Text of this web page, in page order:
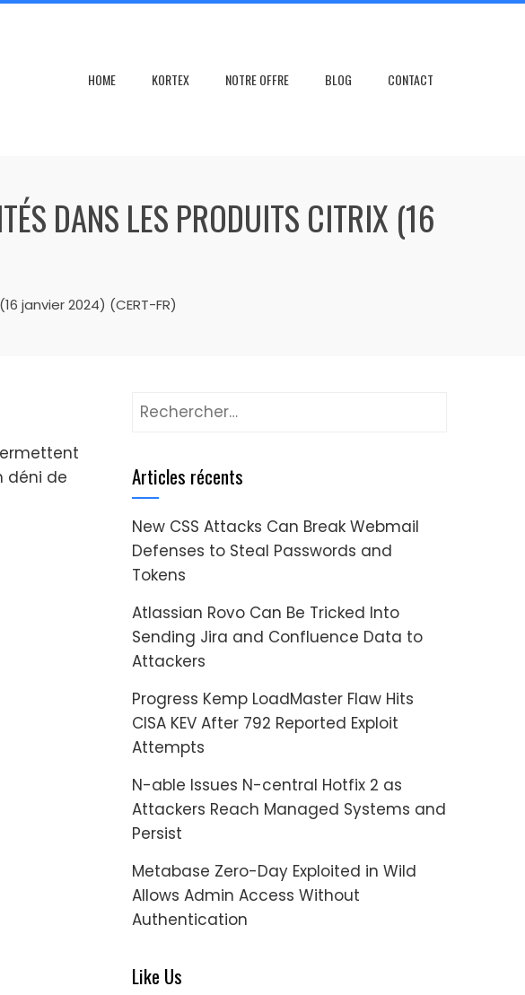
HOME KORTEX NOTRE OFFRE BLOG CONTACT
DANS LES PRODUITS CITRIX (16
janvier 2024) (CERT-FR)
déni de
Rechercher :
Articles récents
New CSS Attacks Can Break Webmail
Defenses to Steal Passwords and
Tokens
Atlassian Rovo Can Be Tricked Into
Sending Jira and Confluence Data to
Attackers
Progress Kemp LoadMaster Flaw Hits
CISA KEV After 792 Reported Exploit
Attempts
N-able Issues N-central Hotfix 2 as
Attackers Reach Managed Systems and
Persist
Metabase Zero-Day Exploited in Wild
Allows Admin Access Without
Authentication
Like Us